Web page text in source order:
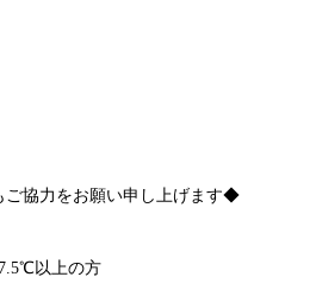
協力をお願い申し上げます◆
以上の方